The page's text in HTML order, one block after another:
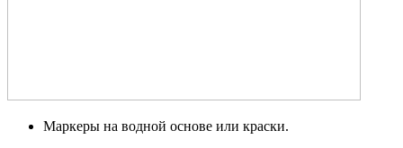
Маркеры на водной основе или краски.